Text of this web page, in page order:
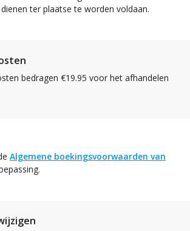
dienen ter plaatse te worden voldaan.
bedragen €19.95 voor het afhandelen
Algemene boekingsvoorwaarden van